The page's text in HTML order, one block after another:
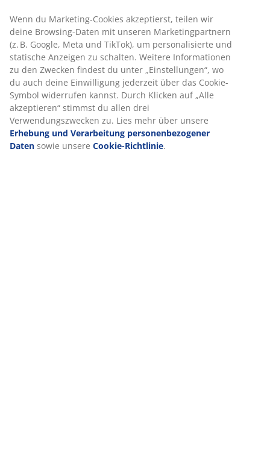
Wenn du Marketing-Cookies akzeptierst, teilen wir
deine Browsing-Daten mit unseren Marketingpartnern
(z. B. Google, Meta und TikTok), um personalisierte und
statische Anzeigen zu schalten. Weitere Informationen
zu den Zwecken findest du unter „Einstellungen“, wo
du auch deine Einwilligung jederzeit über das Cookie-
Symbol widerrufen kannst. Durch Klicken auf „Alle
akzeptieren“ stimmst du allen drei
Verwendungszwecken zu. Lies mehr über unsere
Erhebung und Verarbeitung personenbezogener
Daten sowie unsere Cookie-Richtlinie.